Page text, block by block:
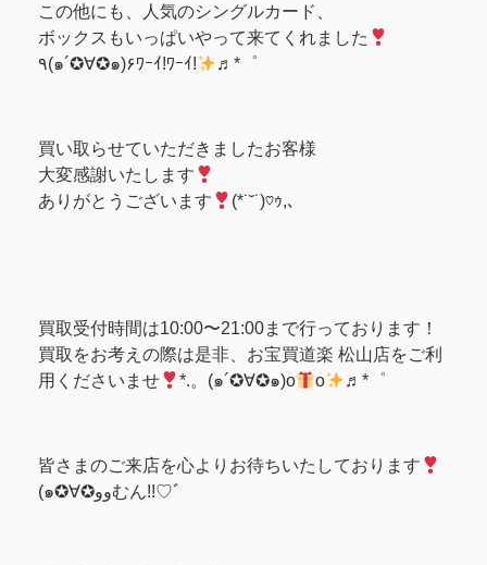
この他にも、人気のシングルカード、
ボックスもいっぱいやって来てくれました
٩(๑´✪∀✪๑)۶ﾜｰｲ!ﾜｰｲ!
♬*゜
買い取らせていただきましたお客様
大変感謝いたします
ありがとうございます
(*˙˘˙)♡ｩ,､
買取受付時間は10:00〜21:00まで行っております！
買取をお考えの際は是非、お宝買道楽 松山店をご利
用くださいませ
*.。(๑´✪∀✪๑)o o ♬*゜
皆さまのご来店を心よりお待ちいたしております
(๑✪∀✪ووむん!!♡ﾞ